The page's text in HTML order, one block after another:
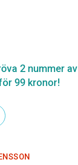
2 nummer av
99 kronor!